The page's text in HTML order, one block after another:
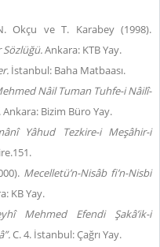
Okçu ve T. Karabey (1998).
Sözlüğü.Ankara: KTB Yay.
İstanbul: Baha Matbaası.
Nâil Tuman Tuhfe-i Nâilî-
Ankara: Bizim Büro Yay.
Yâhud Tezkire-i Meşâhir-i
Mecelletü’n-Nisâb fi’n-Nisbi
KB Yay.
Mehmed Efendi
Şakâ’ik-i
C. 4. İstanbul: Çağrı Yay.